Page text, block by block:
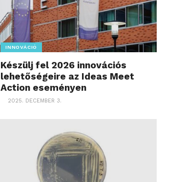
INNOVÁCIÓ
Készülj fel 2026 innovációs
lehetőségeire az Ideas Meet
Action eseményen
2025. DECEMBER 3.